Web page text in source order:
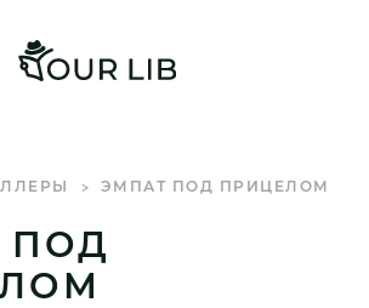
ЭМПАТ ПОД ПРИЦЕЛОМ
ПОД